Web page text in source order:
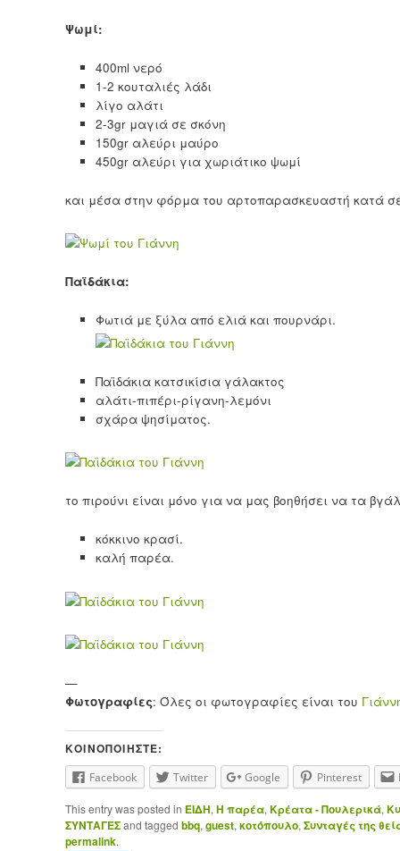
Ψωμί:
400ml νερό
1-2 κουταλιές λάδι
λίγο αλάτι
2-3gr μαγιά σε σκόνη
150gr αλεύρι μαύρο
450gr αλεύρι για χωριάτικο ψωμί
και μέσα στην φόρμα του αρτοπαρασκευαστή κατά
Παϊδάκια:
Φωτιά με ξύλα από ελιά και πουρνάρι.
Παϊδάκια κατσικίσια γάλακτος
αλάτι-πιπέρι-ρίγανη-λεμόνι
σχάρα ψησίματος.
το πιρούνι είναι μόνο για να μας βοηθήσει να τα
κόκκινο κρασί.
καλή παρέα.
—
Φωτογραφίες: Όλες οι φωτογραφίες είναι του
ΚΟΙΝΟΠΟΙΉΣΤΕ:
Facebook Twitter Google Pinterest
This entry was posted in ΕΙΔΗ, Η παρέα, Κρέατα - Πουλερικά,
ΣΥΝΤΑΓΕΣand tagged bbq, guest, κοτόπουλο, Συνταγές της
permalink.